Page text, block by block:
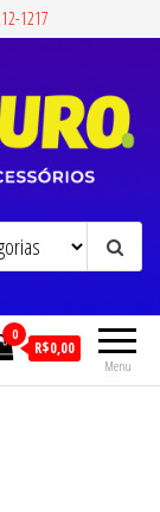
1217
e Acessórios
Menu
0
R$0,00